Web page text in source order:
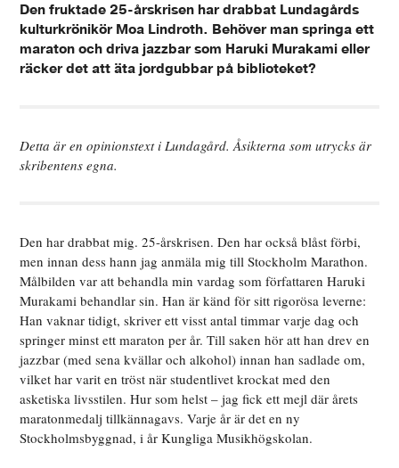
Den fruktade 25-årskrisen har drabbat Lundagårds
kulturkrönikör Moa Lindroth. Behöver man springa ett
maraton och driva jazzbar som Haruki Murakami eller
räcker det att äta jordgubbar på biblioteket?
Detta är en opinionstext i Lundagård. Åsikterna som utrycks är
skribentens egna.
Den har drabbat mig. 25-årskrisen. Den har också blåst förbi,
men innan dess hann jag anmäla mig till Stockholm Marathon.
Målbilden var att behandla min vardag som författaren Haruki
Murakami behandlar sin. Han är känd för sitt rigorösa leverne:
Han vaknar tidigt, skriver ett visst antal timmar varje dag och
springer minst ett maraton per år. Till saken hör att han drev en
jazzbar (med sena kvällar och alkohol) innan han sadlade om,
vilket har varit en tröst när studentlivet krockat med den
asketiska livsstilen. Hur som helst – jag fick ett mejl där årets
maratonmedalj tillkännagavs. Varje år är det en ny
Stockholmsbyggnad, i år Kungliga Musikhögskolan.